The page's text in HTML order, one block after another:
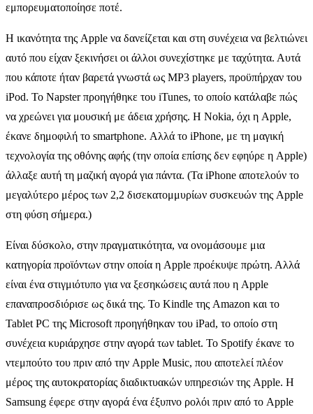
εμπορευματοποίησε ποτέ.
Η ικανότητα της Apple να δανείζεται και στη συνέχεια να βελτιώνει
αυτό που είχαν ξεκινήσει οι άλλοι συνεχίστηκε με ταχύτητα. Αυτά
που κάποτε ήταν βαρετά γνωστά ως MP3 players, προϋπήρχαν του
iPod. Το Napster προηγήθηκε του iTunes, το οποίο κατάλαβε πώς
να χρεώνει για μουσική με άδεια χρήσης. Η Nokia, όχι η Apple,
έκανε δημοφιλή το smartphone. Αλλά το iPhone, με τη μαγική
τεχνολογία της οθόνης αφής (την οποία επίσης δεν εφηύρε η Apple)
άλλαξε αυτή τη μαζική αγορά για πάντα. (Τα iPhone αποτελούν το
μεγαλύτερο μέρος των 2,2 δισεκατομμυρίων συσκευών της Apple
στη φύση σήμερα.)
Είναι δύσκολο, στην πραγματικότητα, να ονομάσουμε μια
κατηγορία προϊόντων στην οποία η Apple προέκυψε πρώτη. Αλλά
είναι ένα στιγμιότυπο για να ξεσηκώσεις αυτά που η Apple
επαναπροσδιόρισε ως δικά της. Το Kindle της Amazon και το
Tablet PC της Microsoft προηγήθηκαν του iPad, το οποίο στη
συνέχεια κυριάρχησε στην αγορά των tablet. Το Spotify έκανε το
ντεμπούτο του πριν από την Apple Music, που αποτελεί πλέον
μέρος της αυτοκρατορίας διαδικτυακών υπηρεσιών της Apple. Η
Samsung έφερε στην αγορά ένα έξυπνο ρολόι πριν από το Apple